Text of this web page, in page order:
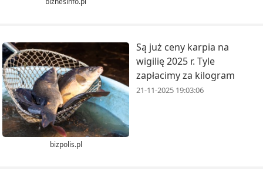
bizpolis.pl
Są już ceny karpia na
wigilię 2025 r. Tyle
zapłacimy za kilogram
21-11-2025 19:03:06